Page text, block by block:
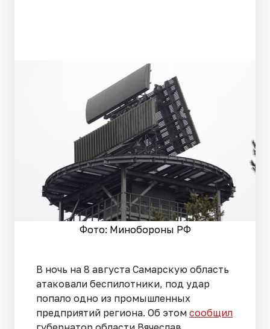
Фото: Минобороны РФ
В ночь на 8 августа Самарскую область
атаковали беспилотники, под удар
попало одно из промышленных
предприятий региона. Об этом сообщил